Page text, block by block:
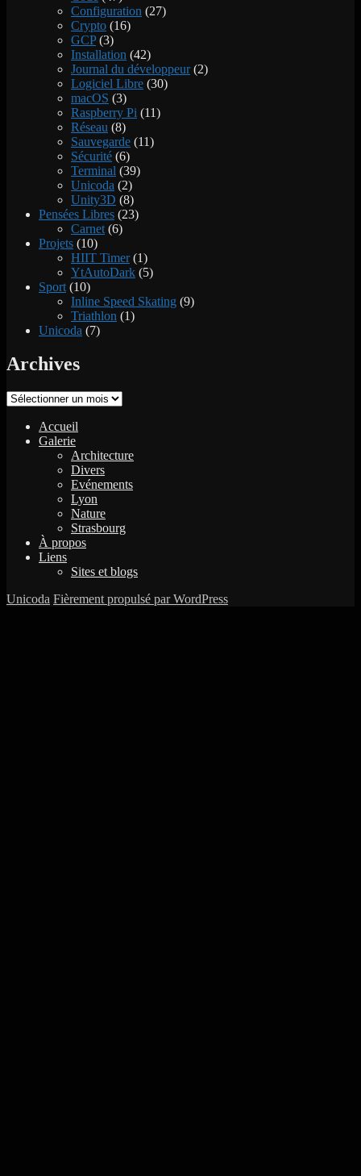
Configuration (27)
Crypto (16)
GCP(3)
Installation (42)
Journal du développeur(2)
Logiciel Libre (30)
macOS (3)
Raspberry Pi (11)
Réseau (8)
Sauvegarde (11)
Sécurité (6)
Terminal (39)
Unicoda (2)
Unity3D (8)
Pensées Libres (23)
Carnet (6)
Projets (10)
HIIT Timer(1)
YtAutoDark (5)
Sport (10)
Inline Speed Skating (9)
Triathlon (1)
Unicoda (7)
Archives
Archives
Accueil
Galerie
Architecture
Divers
Evénements
Lyon
Nature
Strasbourg
À propos
Liens
Sites et blogs
Unicoda Fièrement propulsé par WordPress